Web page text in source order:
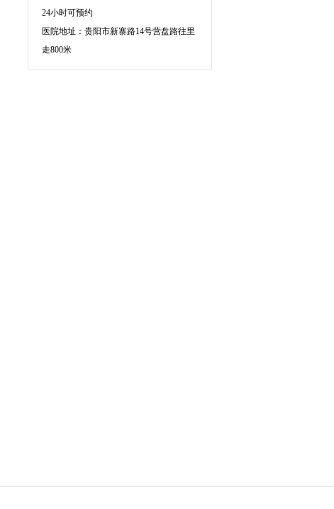
24小时可预约
医院地址：贵阳市新寨路14号营盘路往里
走800米